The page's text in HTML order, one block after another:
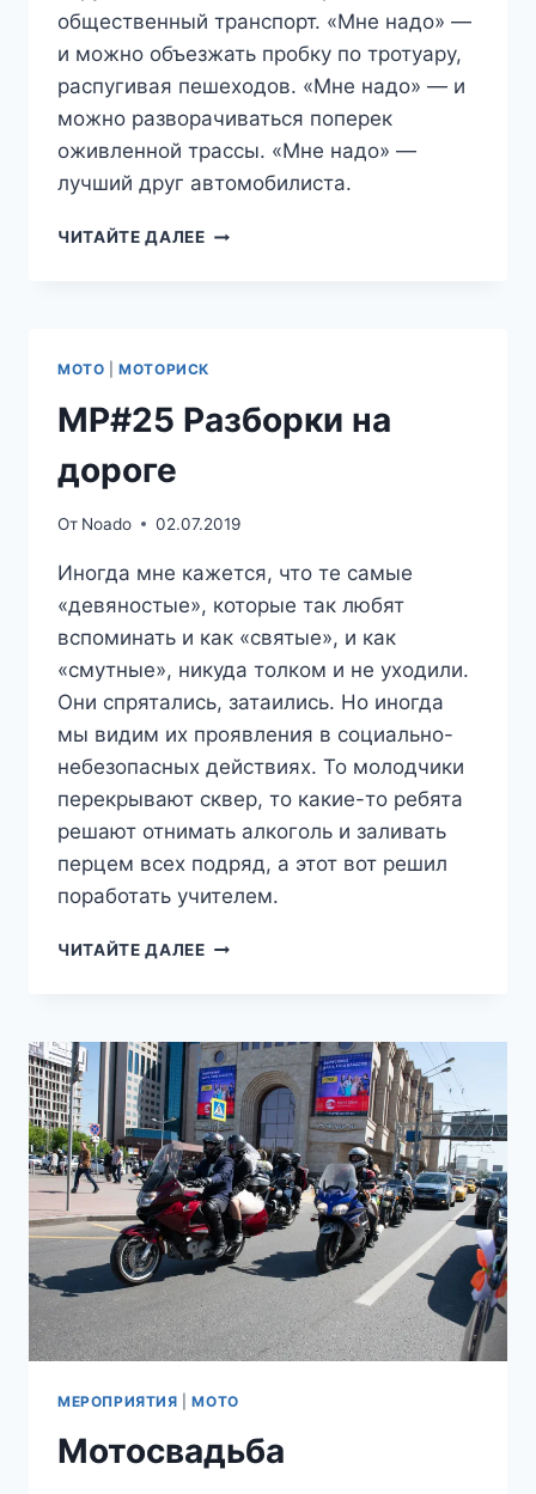
общественный транспорт. «Мне надо» —
и можно объезжать пробку по тротуару,
распугивая пешеходов. «Мне надо» — и
можно разворачиваться поперек
оживленной трассы. «Мне надо» —
лучший друг автомобилиста.
ЧИТАЙТЕ ДАЛЕЕМР#26:
МОТО |МОТОРИСК
МР#25 Разборки на
дороге
От Noado 02.07.2019
Иногда мне кажется, что те самые
«девяностые», которые так любят
вспоминать и как «святые», и как
«смутные», никуда толком и не уходили.
Они спрятались, затаились. Но иногда
мы видим их проявления в социально-
небезопасных действиях. То молодчики
перекрывают сквер, то какие-то ребята
решают отнимать алкоголь и заливать
перцем всех подряд, а этот вот решил
поработать учителем.
ЧИТАЙТЕ ДАЛЕЕМР#25
МЕРОПРИЯТИЯ |МОТО
Мотосвадьба